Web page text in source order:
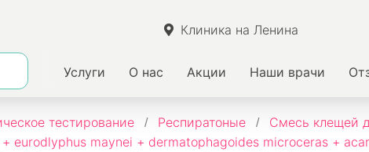
Клиника на Ленина
Услуги О нас Акции Наши врачи
тестирование Респиратоные
Смесь клещей
eurodlyphus maynei + dermatophagoides microceras +